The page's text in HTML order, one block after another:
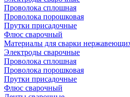
Проволока сплошная
Проволока порошковая
Прутки присадочные
Флюс сварочный
Материалы для сварки
Электроды сварочные
Проволока сплошная
Проволока порошковая
Прутки присадочные
Флюс сварочный